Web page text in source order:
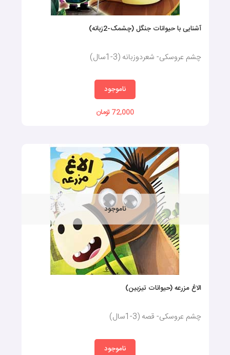
آشنایی با حیوانات جنگل (چشمک-2زبانه)
چشم عروسکی- شعردوزبانه (3-1سال)
ناموجود
72,000 تومان
ناموجود
الاغ مزرعه (حیوانات تیزبین)
چشم عروسکی- قصه (3-1سال)
ناموجود